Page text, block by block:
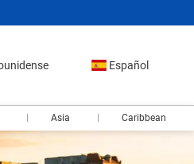
Español
Asia Caribbean